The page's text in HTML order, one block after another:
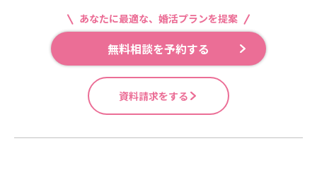
あなたに最適な、婚活プランを提案
無料相談を予約する
資料請求をする